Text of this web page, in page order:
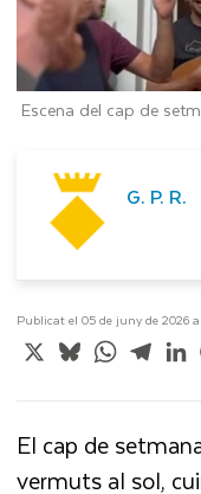
Escena del cap de
G. P. R.
Publicat el 05 de juny de 2026 a
X BlueskyWhatsApp
El cap de
vermuts al sol,